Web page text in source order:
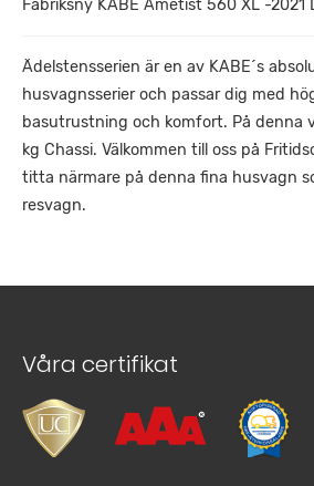
Fabriksny KABE Ametist 560 XL -2021
Ädelstensserien är en av KABE´s
husvagnsserier och passar dig med
basutrustning och komfort. På denna
kg Chassi. Välkommen till oss på
titta närmare på denna fina husvagn
resvagn.
Våra certifikat